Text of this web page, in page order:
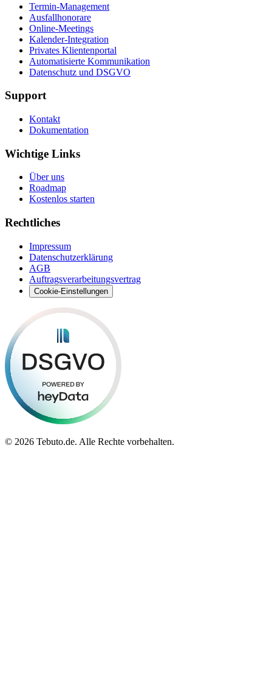
Termin-Management
Ausfallhonorare
Online-Meetings
Kalender-Integration
Privates Klientenportal
Automatisierte Kommunikation
Datenschutz und DSGVO
Support
Kontakt
Dokumentation
Wichtige Links
Über uns
Roadmap
Kostenlos starten
Rechtliches
Impressum
Datenschutzerklärung
AGB
Auftragsverarbeitungsvertrag
Cookie-Einstellungen
© 2026 Tebuto.de. Alle Rechte vorbehalten.